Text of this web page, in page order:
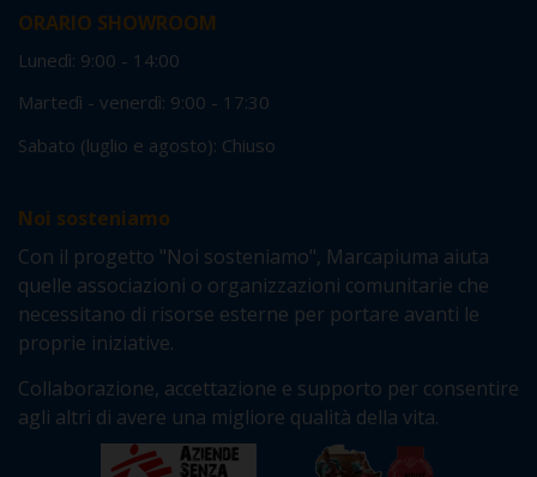
ORARIO SHOWROOM
Lunedì: 9:00 - 14:00
Martedì - venerdì: 9:00 - 17:30
Sabato (luglio e agosto): Chiuso
Noi sosteniamo
Con il progetto "Noi sosteniamo", Marcapiuma aiuta
quelle associazioni o organizzazioni comunitarie che
necessitano di risorse esterne per portare avanti le
proprie iniziative.
Collaborazione, accettazione e supporto per consentire
agli altri di avere una migliore qualità della vita.